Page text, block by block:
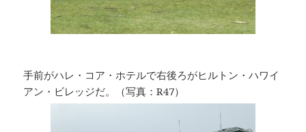
手前がハレ・コア・ホテルで右後ろがヒルトン・ハワイ
アン・ビレッジだ。（写真：R47）